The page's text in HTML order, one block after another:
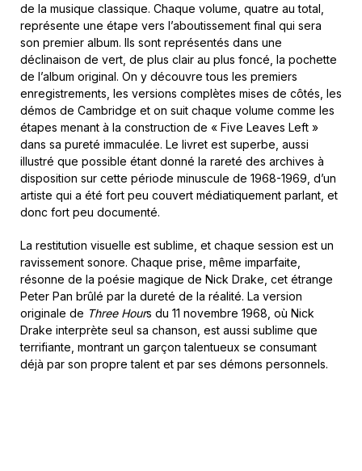
de la musique classique. Chaque volume, quatre au total,
représente une étape vers l’aboutissement final qui sera
son premier album. Ils sont représentés dans une
déclinaison de vert, de plus clair au plus foncé, la pochette
de l’album original. On y découvre tous les premiers
enregistrements, les versions complètes mises de côtés, les
démos de Cambridge et on suit chaque volume comme les
étapes menant à la construction de « Five Leaves Left »
dans sa pureté immaculée. Le livret est superbe, aussi
illustré que possible étant donné la rareté des archives à
disposition sur cette période minuscule de 1968-1969, d’un
artiste qui a été fort peu couvert médiatiquement parlant, et
donc fort peu documenté.
La restitution visuelle est sublime, et chaque session est un
ravissement sonore. Chaque prise, même imparfaite,
résonne de la poésie magique de Nick Drake, cet étrange
Peter Pan brûlé par la dureté de la réalité. La version
originale de Three Hours du 11 novembre 1968, où Nick
Drake interprète seul sa chanson, est aussi sublime que
terrifiante, montrant un garçon talentueux se consumant
déjà par son propre talent et par ses démons personnels.